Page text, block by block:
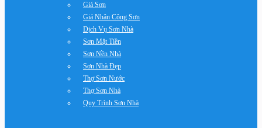
Giá Sơn
Giá Nhân Công Sơn
Dịch Vụ Sơn Nhà
Sơn Mặt Tiền
Sơn Nền Nhà
Sơn Nhà Đẹp
Thợ Sơn Nước
Thợ Sơn Nhà
Quy Trình Sơn Nhà